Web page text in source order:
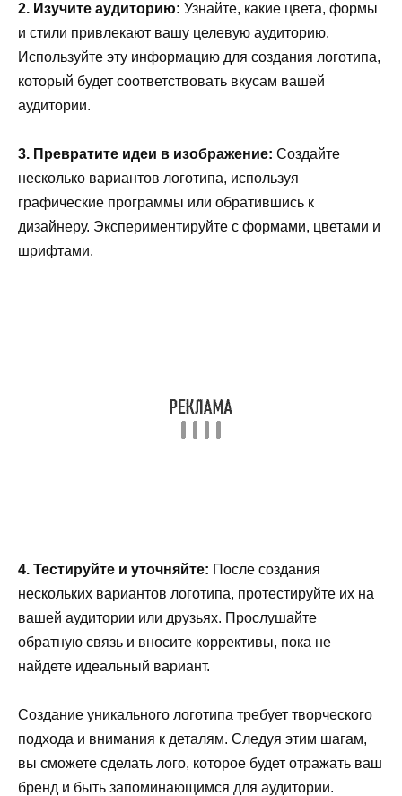
2. Изучите аудиторию: Узнайте, какие цвета, формы
и стили привлекают вашу целевую аудиторию.
Используйте эту информацию для создания логотипа,
который будет соответствовать вкусам вашей
аудитории.
3. Превратите идеи в изображение: Создайте
несколько вариантов логотипа, используя
графические программы или обратившись к
дизайнеру. Экспериментируйте с формами, цветами и
шрифтами.
4. Тестируйте и уточняйте: После создания
нескольких вариантов логотипа, протестируйте их на
вашей аудитории или друзьях. Прослушайте
обратную связь и вносите коррективы, пока не
найдете идеальный вариант.
Создание уникального логотипа требует творческого
подхода и внимания к деталям. Следуя этим шагам,
вы сможете сделать лого, которое будет отражать ваш
бренд и быть запоминающимся для аудитории.